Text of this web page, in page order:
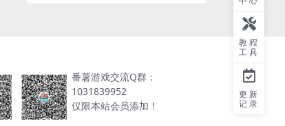
番薯游戏交流Q群：
1031839952
仅限本站会员添加！
教程
工具
更新
记录